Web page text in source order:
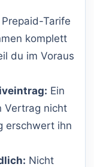
Prepaid-Tarife
komplett
du im Voraus
Ein
Vertrag nicht
erschwert ihn
Nicht